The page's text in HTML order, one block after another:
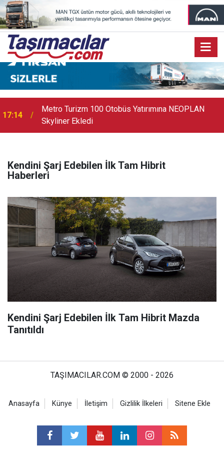
17:14
Metro Turizm 100 Otobüs Yatırımına NEOPLAN
Skyliner Ekledi
Kendini Şarj Edebilen İlk Tam Hibrit
Haberleri
Kendini Şarj Edebilen İlk Tam Hibrit Mazda
Tanıtıldı
TAŞIMACILAR.COM © 2000 - 2026
Anasayfa Künye İletişim Gizlilik İlkeleri Sitene Ekle